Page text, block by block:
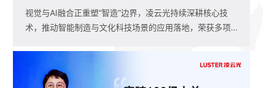
视觉与AI融合正重塑“智造”边界，凌云光持续深耕核心技
术，推动智能制造与文化科技场景的应用落地，荣获多项